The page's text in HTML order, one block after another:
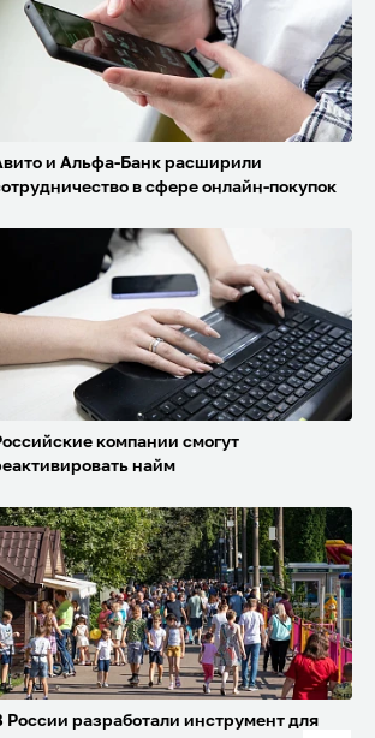
и Альфа-Банк расширили
в сфере онлайн-покупок
компании смогут
найм
России разработали инструмент для